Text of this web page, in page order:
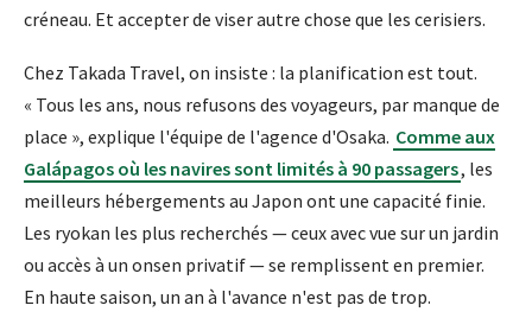
créneau. Et accepter de viser autre chose que les cerisiers.
Chez Takada Travel, on insiste : la planification est tout.
« Tous les ans, nous refusons des voyageurs, par manque de
place », explique l'équipe de l'agence d'Osaka. Comme aux
Galápagos où les navires sont limités à 90 passagers, les
meilleurs hébergements au Japon ont une capacité finie.
Les ryokan les plus recherchés — ceux avec vue sur un jardin
ou accès à un onsen privatif — se remplissent en premier.
En haute saison, un an à l'avance n'est pas de trop.